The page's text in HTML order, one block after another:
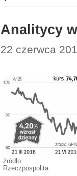
Analitycy
22 czerwca
źródło:
Rzeczpospolita